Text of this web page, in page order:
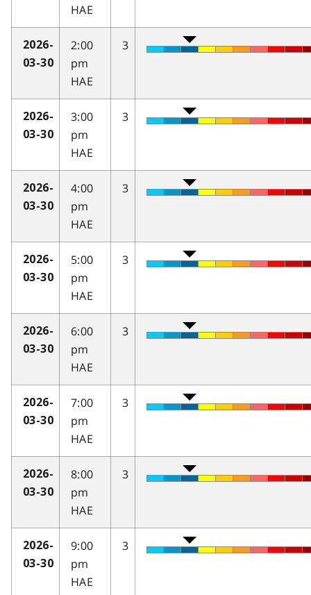
HAE
2026-
03-30
2:00
pm
HAE
3
2026-
03-30
3:00
pm
HAE
3
2026-
03-30
4:00
pm
HAE
3
2026-
03-30
5:00
pm
HAE
3
2026-
03-30
6:00
pm
HAE
3
2026-
03-30
7:00
pm
HAE
3
2026-
03-30
8:00
pm
HAE
3
2026-
03-30
9:00
pm
HAE
3